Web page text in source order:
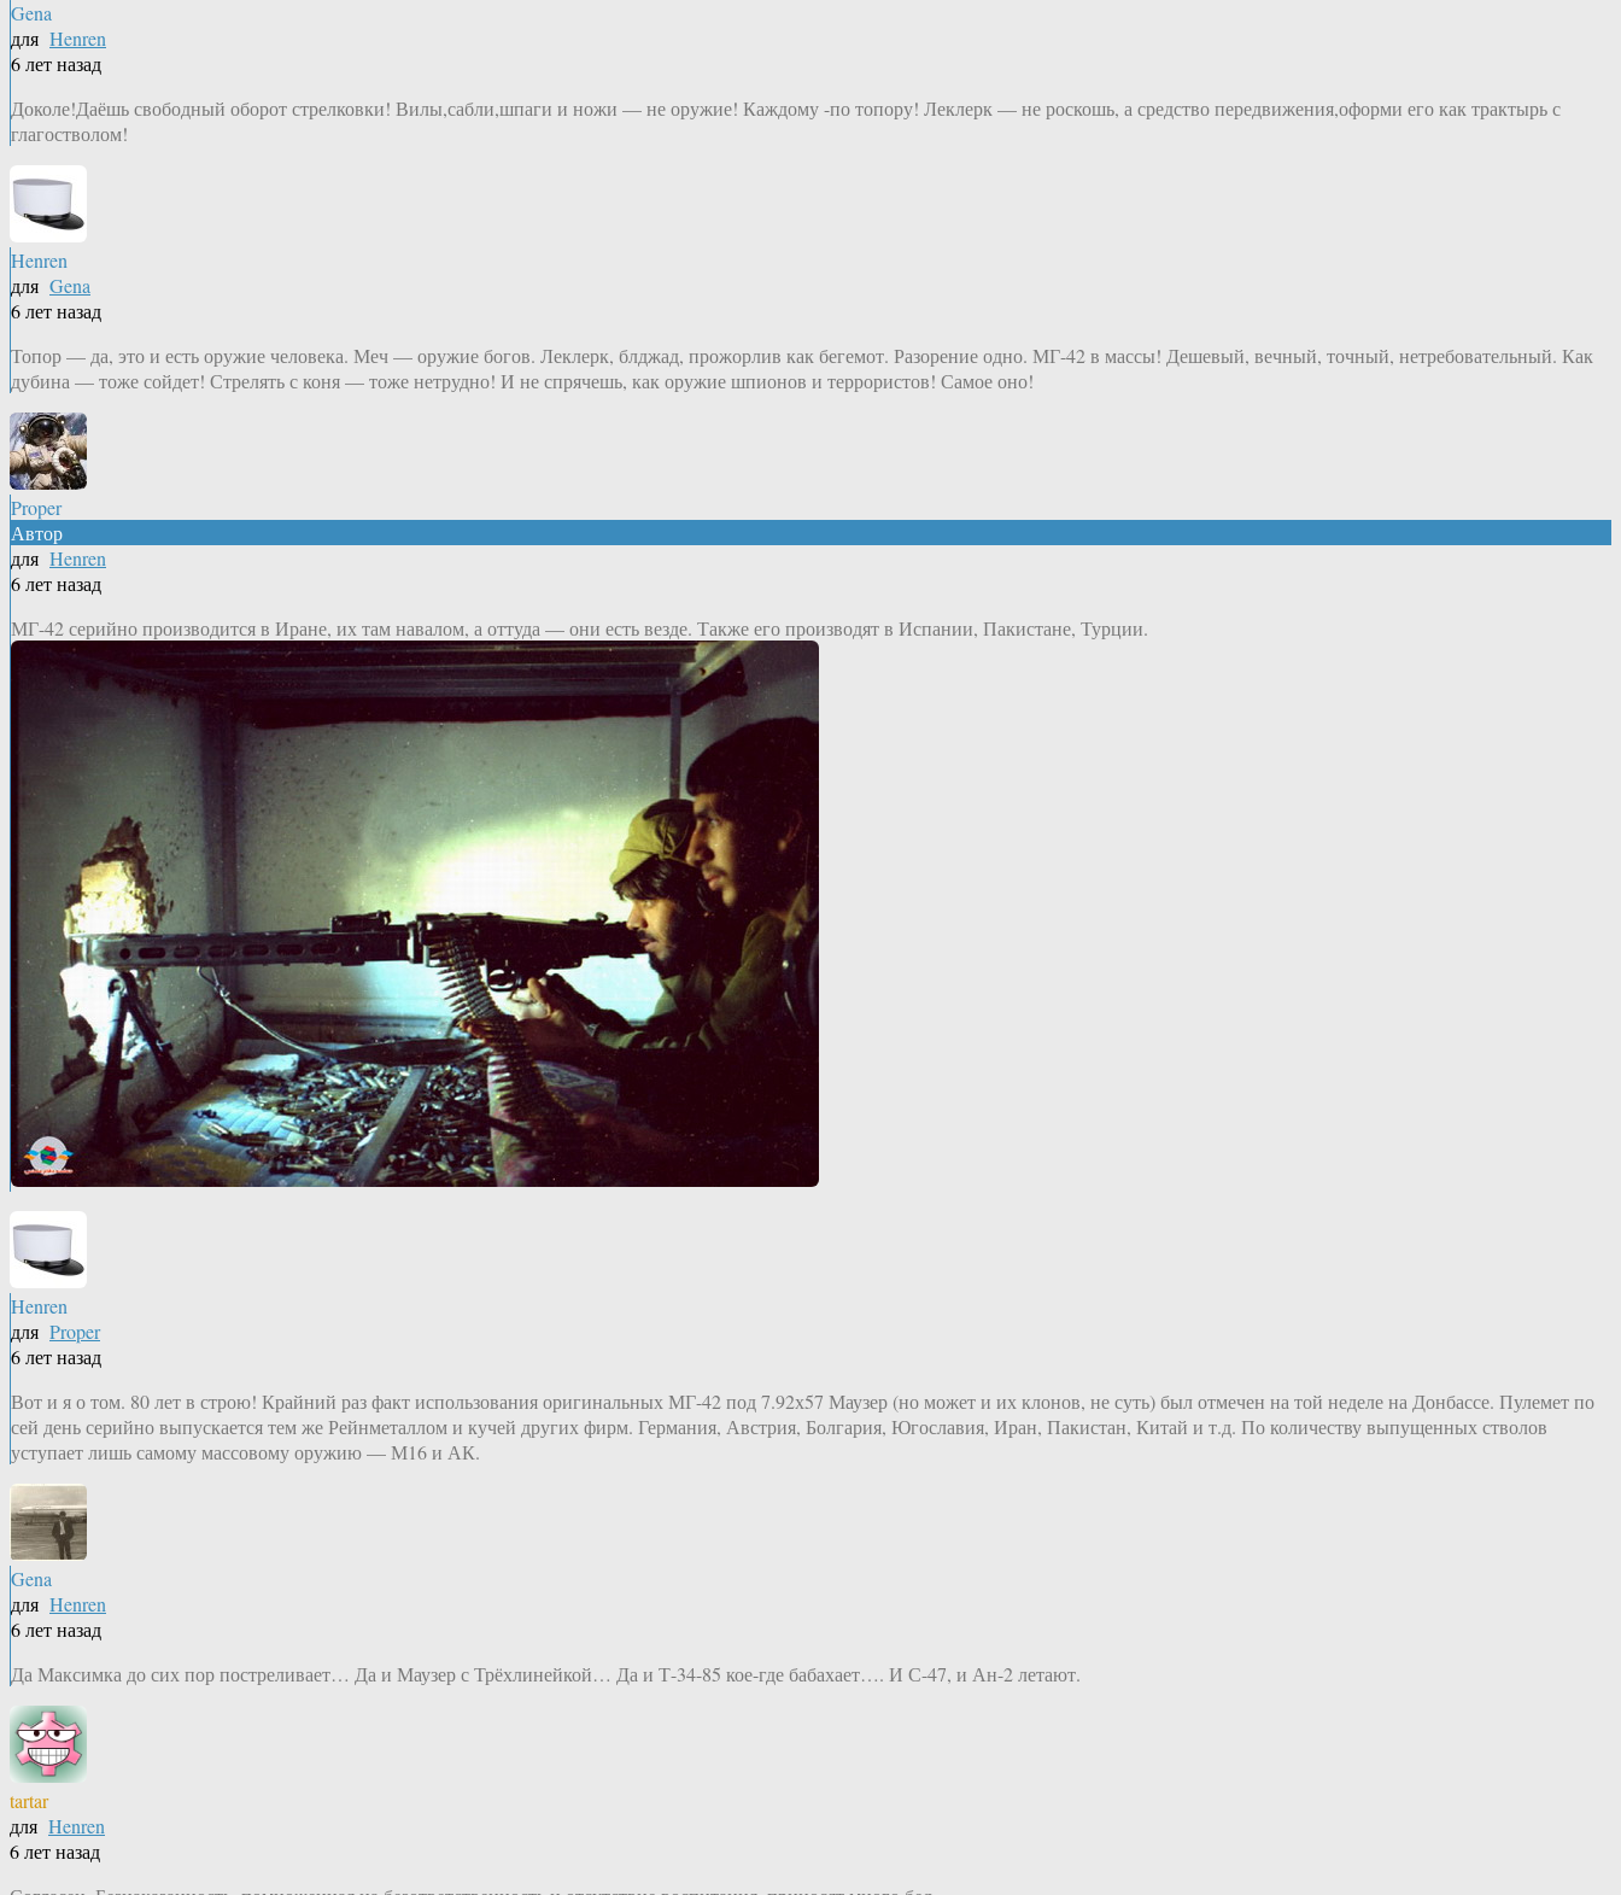
Gena
для Henren
6 лет назад
Доколе!Даёшь свободный оборот стрелковки! Вилы,сабли,шпаги и ножи — не оружие! Каждому -по топору! Леклерк — не роскошь, а средство передвижения,оформи его как трактырь с
глагостволом!
Henren
для Gena
6 лет назад
Топор — да, это и есть оружие человека. Меч — оружие богов. Леклерк, блджад, прожорлив как бегемот. Разорение одно. МГ-42 в массы! Дешевый, вечный, точный, нетребовательный. Как
дубина — тоже сойдет! Стрелять с коня — тоже нетрудно! И не спрячешь, как оружие шпионов и террористов! Самое оно!
Proper
Автор
для Henren
6 лет назад
МГ-42 серийно производится в Иране, их там навалом, а оттуда — они есть везде. Также его производят в Испании, Пакистане, Турции.
Henren
для Proper
6 лет назад
Вот и я о том. 80 лет в строю! Крайний раз факт использования оригинальных МГ-42 под 7.92х57 Маузер (но может и их клонов, не суть) был отмечен на той неделе на Донбассе. Пулемет по
сей день серийно выпускается тем же Рейнметаллом и кучей других фирм. Германия, Австрия, Болгария, Югославия, Иран, Пакистан, Китай и т.д. По количеству выпущенных стволов
уступает лишь самому массовому оружию — М16 и АК.
Gena
для Henren
6 лет назад
Да Максимка до сих пор постреливает… Да и Маузер с Трёхлинейкой… Да и Т-34-85 кое-где бабахает…. И С-47, и Ан-2 летают.
tartar
для Henren
6 лет назад